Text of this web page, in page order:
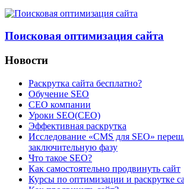
Поисковая оптимизация сайта
Новости
Раскрутка сайта бесплатно?
Обучение SEO
CEO компании
Уроки SEO(СЕО)
Эффективная раскрутка
Исследование «CMS для SEO»
заключительную фазу
Что такое SEO?
Как самостоятельно продвинуть сайт
Курсы по оптимизации и раскрутке